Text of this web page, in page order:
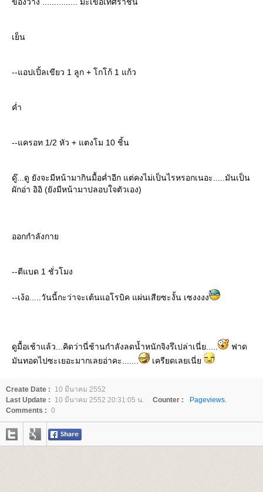
เย็น
--แอปเปิ้ลเขียว 1 ลูก + โกโก้ 1 แก้ว
ค่ำ
--แครอท 1/2 หัว + แตงโม 10 ชิ้น
ดู๊...ดู ยังจะมีหน้ามากินมื้อค่ำอีก แต่คงไม่เป็นไรหรอกเนอะ.....มันเป็น
ผักอ่า อิอิ (ยังมีหน้ามาปลอบใจตัวเอง)
ออกกำลังกา
--ตีแบด 1 ชั่วโมง
--เง้อ.....วันนี้กะว่าจะเต้นแอโรบิค แผ่นเสียซะงั้น เซงงงง
ดูมื้อเช้าแล้ว...คิดว่านี่ช้านกำลังลดน้ำหนักจิงรึเปล่าเนี่ย.....
ฟาด
มันทอดไปซะเยอะมากเลยอ่าคะ.......
เครียดเลยเนี่
Create Date :
10 มีนาคม 2552
Last Update :
10 มีนาคม 2552 20:31:05 น. Counter :
Pageviews.
Comments : 0